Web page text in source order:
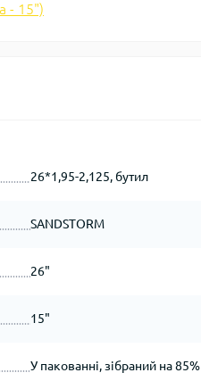
- 15")
26*1,95-2,125, бутил
SANDSTORM
26"
15"
У пакованні, зібраний на 85%